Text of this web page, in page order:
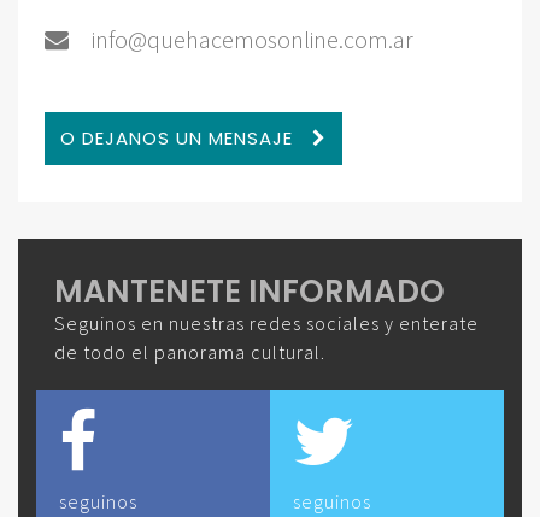
info@quehacemosonline.com.ar
O DEJANOS UN MENSAJE
MANTENETE INFORMADO
Seguinos en nuestras redes sociales y enterate
de todo el panorama cultural.
seguinos seguinos